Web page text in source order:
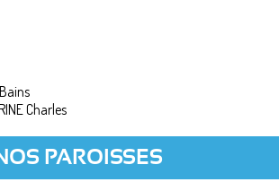
Charles
PAROISSES